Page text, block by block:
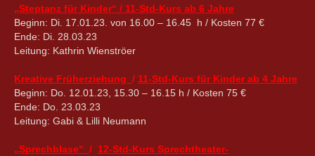
„Steptanz für Kinder“ / 11-Std-Kurs ab 6 Jahre
Beginn: Di. 17.01.23. von 16.00 – 16.45 h / Kosten 77 €
Ende: Di. 28.03.23
Leitung: Kathrin Wienströer
Kreative Früherziehung / 11-Std-Kurs für Kinder ab 4 Jahre
Beginn: Do. 12.01.23, 15.30 – 16.15 h / Kosten 75 €
Ende: Do. 23.03.23
Leitung: Gabi & Lilli Neumann
„Sprechblase“ / 12-Std-Kurs Sprechtheater-